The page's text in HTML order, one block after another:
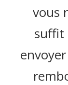
vous
suffit